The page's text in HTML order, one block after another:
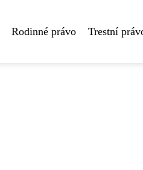
Rodinné právo Trestní